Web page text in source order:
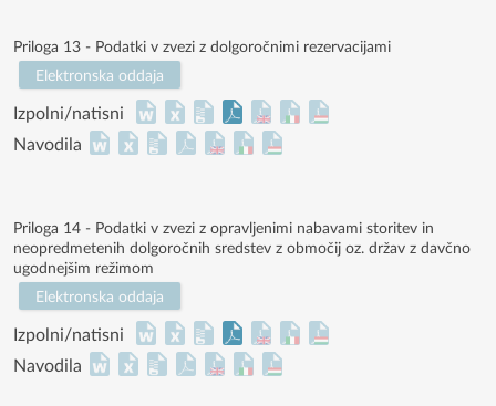
Priloga 13 - Podatki v zvezi z dolgoročnimi rezervacijami
Elektronska oddaja
Izpolni/natisni
Navodila
Priloga 14 - Podatki v zvezi z opravljenimi nabavami storitev in
neopredmetenih dolgoročnih sredstev z območij oz. držav z davčno
ugodnejšim režimom
Elektronska oddaja
Izpolni/natisni
Navodila